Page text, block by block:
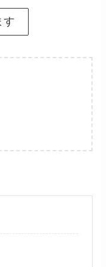
す